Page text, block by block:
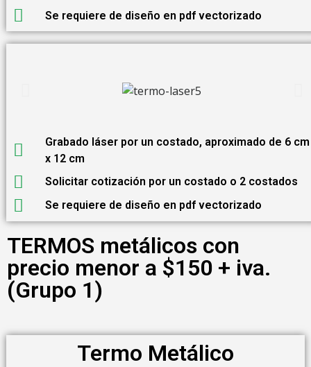
Se requiere de diseño en pdf vectorizado
Grabado láser por un costado, aproximado de 6 cm
x 12 cm
Solicitar cotización por un costado o 2 costados
Se requiere de diseño en pdf vectorizado
TERMOS metálicos con
precio menor a $150 + iva.
(Grupo 1)
Termo Metálico